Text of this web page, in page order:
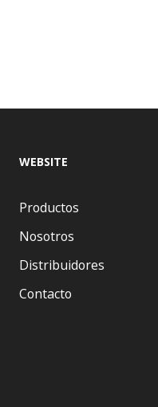
WEBSITE
Productos
Nosotros
Distribuidores
Contacto